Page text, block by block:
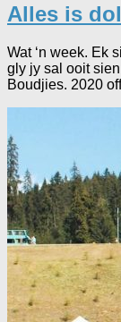
Alles is
Wat ‘n week. Ek
gly jy sal ooit
Boudjies. 2020